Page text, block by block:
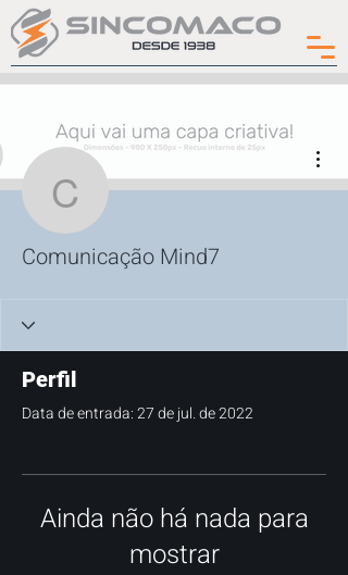
Comunicação
Comunicação Mind7
Perfil
Data de entrada: 27 de jul. de 2022
Ainda não há nada para
mostrar